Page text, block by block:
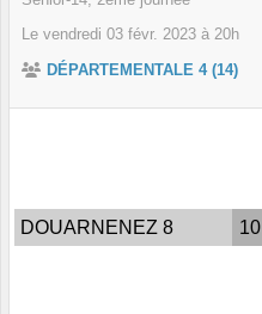
Le vendredi 03 févr. 2023 à 20h
DÉPARTEMENTALE 4 (14)
DOUARNENEZ 8 10